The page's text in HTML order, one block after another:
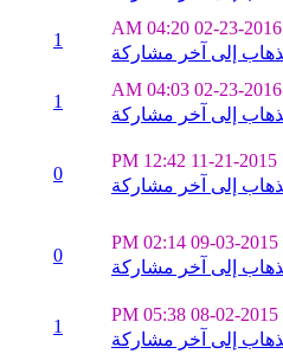
02-23-2016
04:20 AM
1
02-23-2016
04:03 AM
1
11-21-2015
12:42 PM
0
09-03-2015
02:14 PM
0
08-02-2015
05:38 PM
1